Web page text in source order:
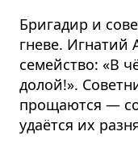
Бригадир и
гневе. Игнатий
семейство: «В
долой!».
прощаются —
удаётся их